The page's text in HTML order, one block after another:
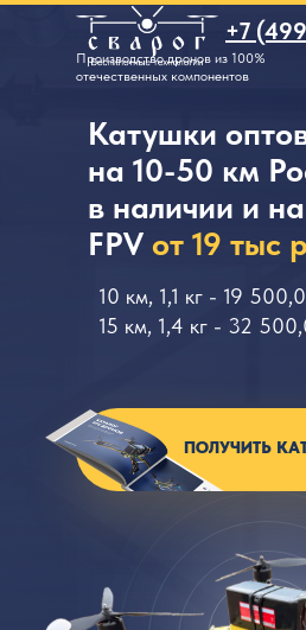
+7
Катушки
на 10-50 км
в наличии и
FPV от 19 тыс
10 км, 1,1 кг - 19
15 км, 1,4 кг - 32
Производство дронов из 100%
отечественных компонентов
ПОЛУЧИТЬ